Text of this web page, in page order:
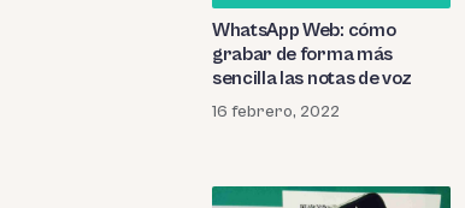
WhatsApp Web: cómo
grabar de forma más
sencilla las notas de voz
16 febrero, 2022